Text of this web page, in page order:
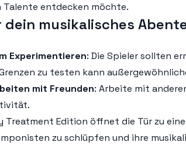
Talente entdecken möchte.
musikalisches
Experimentieren: Die Spieler sollten
zu testen kann
mit Freunden: Arbeite mit
Treatment Edition öffnet die Tür zu
zu schlüpfen und ihre